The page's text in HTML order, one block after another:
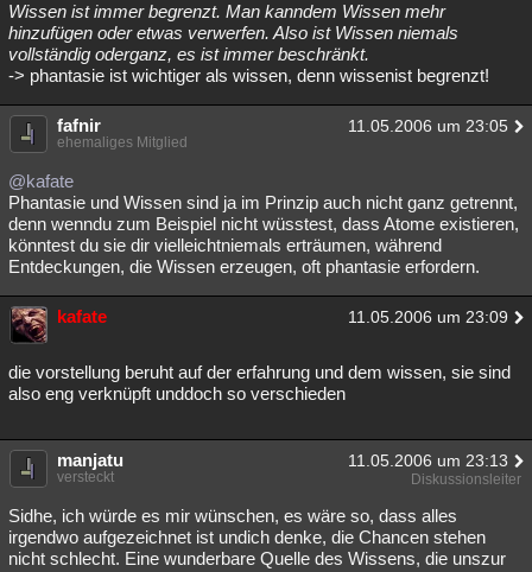
Wissen ist immer begrenzt. Man kanndem Wissen mehr
hinzufügen oder etwas verwerfen. Also ist Wissen niemals
vollständig oderganz, es ist immer beschränkt.
-> phantasie ist wichtiger als wissen, denn wissenist begrenzt!
fafnir 11.05.2006 um 23:05
ehemaliges Mitglied
@kafate
Phantasie und Wissen sind ja im Prinzip auch nicht ganz getrennt,
denn wenndu zum Beispiel nicht wüsstest, dass Atome existieren,
könntest du sie dir vielleichtniemals erträumen, während
Entdeckungen, die Wissen erzeugen, oft phantasie erfordern.
kafate 11.05.2006 um 23:09
die vorstellung beruht auf der erfahrung und dem wissen, sie sind
also eng verknüpft unddoch so verschieden
manjatu 11.05.2006 um 23:13
versteckt Diskussionsleiter
Sidhe, ich würde es mir wünschen, es wäre so, dass alles
irgendwo aufgezeichnet ist undich denke, die Chancen stehen
nicht schlecht. Eine wunderbare Quelle des Wissens, die unszur